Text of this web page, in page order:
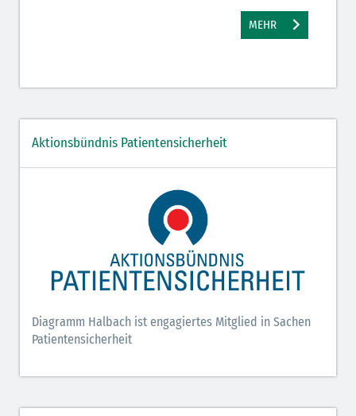
MEHR
Aktionsbündnis Patientensicherheit
Diagramm Halbach ist engagiertes Mitglied in Sachen
Patientensicherheit